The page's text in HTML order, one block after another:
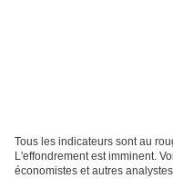
Tous les indicateurs sont au
L'effondrement est imminent.
économistes et autres